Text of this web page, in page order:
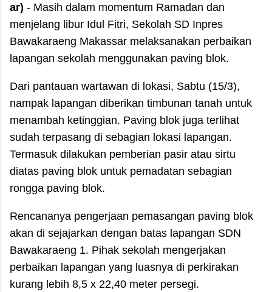
ar) - Masih dalam momentum Ramadan dan
menjelang libur Idul Fitri, Sekolah SD Inpres
Bawakaraeng Makassar melaksanakan perbaikan
lapangan sekolah menggunakan paving blok.
Dari pantauan wartawan di lokasi, Sabtu (15/3),
nampak lapangan diberikan timbunan tanah untuk
menambah ketinggian. Paving blok juga terlihat
sudah terpasang di sebagian lokasi lapangan.
Termasuk dilakukan pemberian pasir atau sirtu
diatas paving blok untuk pemadatan sebagian
rongga paving blok.
Rencananya pengerjaan pemasangan paving blok
akan di sejajarkan dengan batas lapangan SDN
Bawakaraeng 1. Pihak sekolah mengerjakan
perbaikan lapangan yang luasnya di perkirakan
kurang lebih 8,5 x 22,40 meter persegi.